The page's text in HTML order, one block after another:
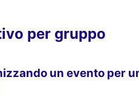
per gruppo
un evento per